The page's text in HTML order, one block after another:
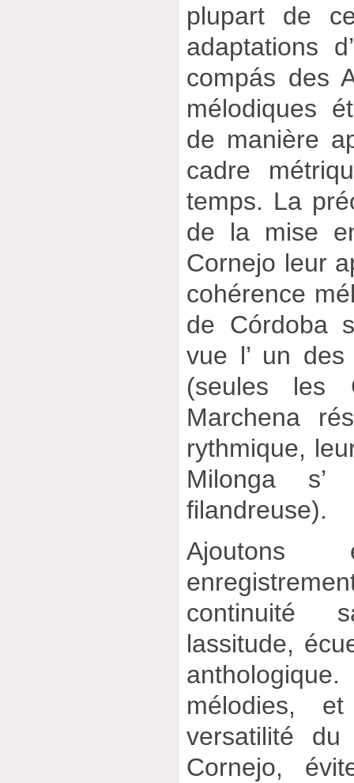
plupart de
adaptations
compás des
mélodiques
de manière
cadre
temps. La
de la mise
Cornejo leur
cohérence
de Córdoba
vue l’ un
(seules les
Marchena
rythmique,
Milonga
filandreuse).
continuité
lassitude,
mélodies,
versatilité
Cornejo,